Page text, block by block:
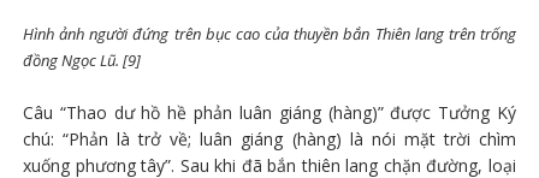
Hình ảnh người đứng trên bục cao của thuyền bắn Thiên lang trên trống
đồng Ngọc Lũ. [9]
Câu “Thao dư hồ hề phản luân giáng (hàng)” được Tưởng Ký
chú: “Phản là trở về; luân giáng (hàng) là nói mặt trời chìm
xuống phương tây”. Sau khi đã bắn thiên lang chặn đường, loại